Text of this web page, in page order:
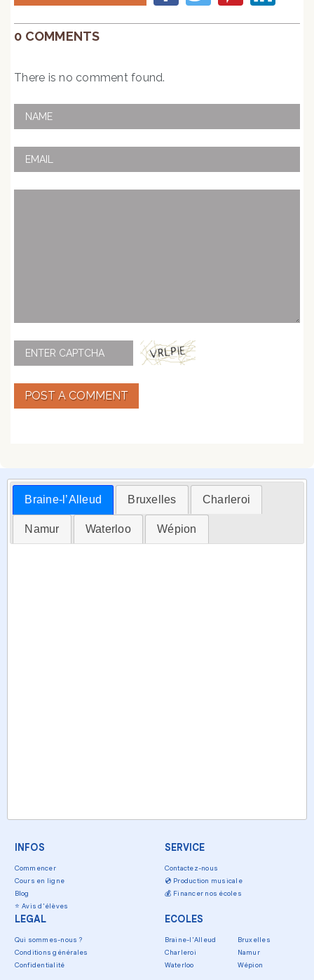
0 COMMENTS
There is no comment found.
POST A COMMENT
Braine-l’Alleud Bruxelles Charleroi
Namur Waterloo Wépion
INFOS
Commencer
Cours en ligne
Blog
⭐ Avis d'élèves
SERVICE
Contactez-nous
💿 Production musicale
💰 Financer nos écoles
LEGAL
Qui sommes-nous ?
Conditions générales
Confidentialité
ECOLES
Braine-l'Alleud
Bruxelles
Charleroi
Namur
Waterloo
Wépion